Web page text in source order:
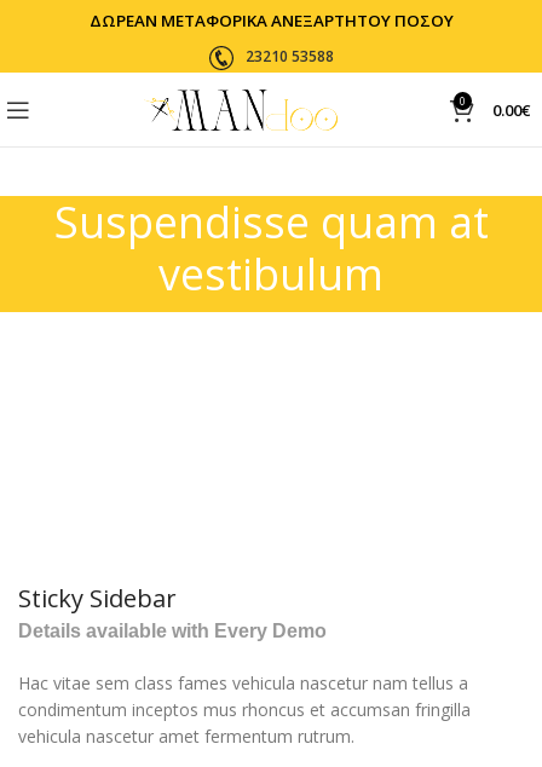
ΔΩΡΕΑΝ ΜΕΤΑΦΟΡΙΚΑ ΑΝΕΞΑΡΤΗΤΟΥ ΠΟΣΟΥ
23210 53588
0 0.00€
Suspendisse quam at
vestibulum
Sticky Sidebar
Details available with Every Demo
Hac vitae sem class fames vehicula nascetur nam tellus a
condimentum inceptos mus rhoncus et accumsan fringilla
vehicula nascetur amet fermentum rutrum.